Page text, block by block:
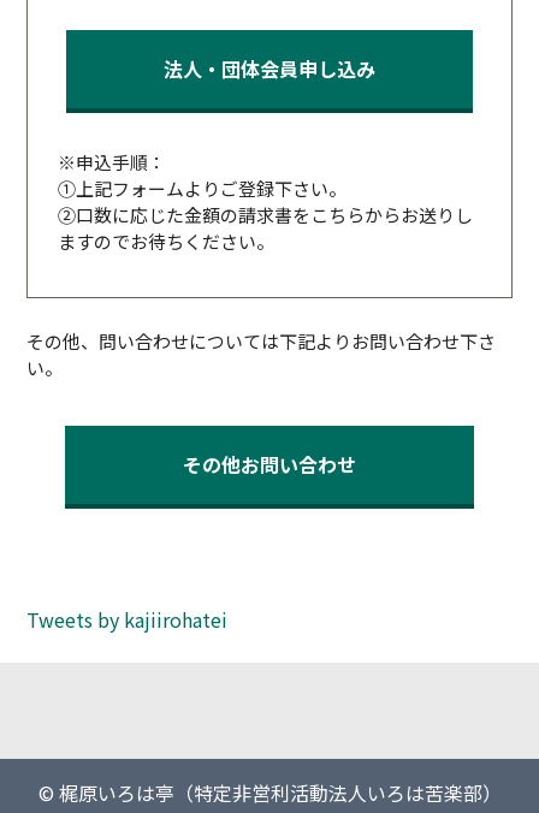
法人・団体会員申し込み
※申込手順：
①上記フォームよりご登録下さい。
②口数に応じた金額の請求書をこちらからお送りし
ますのでお待ちください。
その他、問い合わせについては下記よりお問い合わせ下さ
い。
その他お問い合わせ
Tweets by kajiirohatei
© 梶原いろは亭（特定非営利活動法人いろは苦楽部）